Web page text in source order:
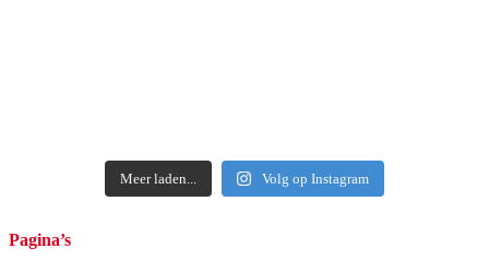
Meer laden... Volg op Instagram
Pagina’s